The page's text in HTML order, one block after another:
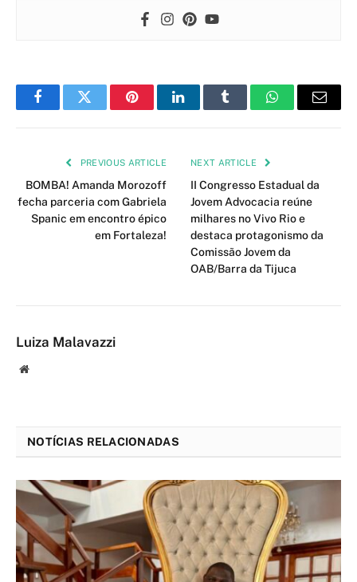
FacebookTwitter PinterestLinkedInTumblr WhatsAppEmail
PREVIOUS ARTICLE
BOMBA! Amanda Morozoff
fecha parceria com Gabriela
Spanic em encontro épico
em Fortaleza!
NEXT ARTICLE
II Congresso Estadual da
Jovem Advocacia reúne
milhares no Vivo Rio e
destaca protagonismo da
Comissão Jovem da
OAB/Barra da Tijuca
Luiza Malavazzi
Website
NOTÍCIAS RELACIONADAS